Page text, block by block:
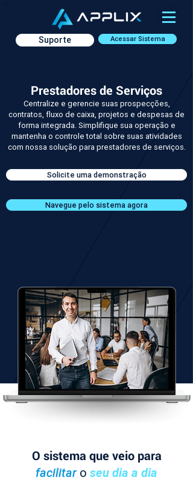
Acessar Sistema
Suporte
Prestadores de Serviços
Centralize e gerencie suas prospecções,
contratos, fluxo de caixa, projetos e despesas de
forma integrada. Simplifique sua operação e
mantenha o controle total sobre suas atividades
com nossa solução para prestadores de serviços.
Solicite uma demonstração
Navegue pelo sistema agora
O sistema que veio para
facilitaro seu dia a dia